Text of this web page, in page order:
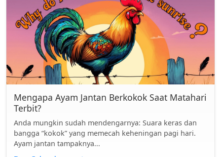
Mengapa Ayam Jantan Berkokok Saat Matahari
Terbit?
Anda mungkin sudah mendengarnya: Suara keras dan
bangga “kokok” yang memecah keheningan pagi hari.
Ayam jantan tampaknya...